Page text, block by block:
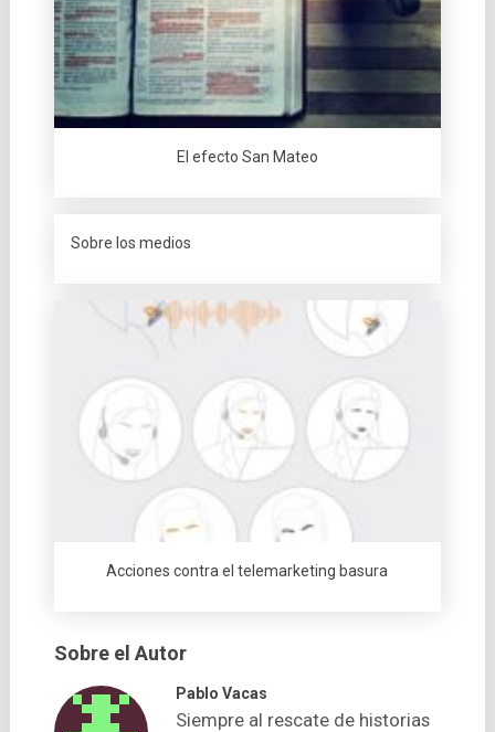
El efecto San Mateo
Sobre los medios
Acciones contra el telemarketing basura
Sobre el Autor
Pablo Vacas
Siempre al rescate de historias